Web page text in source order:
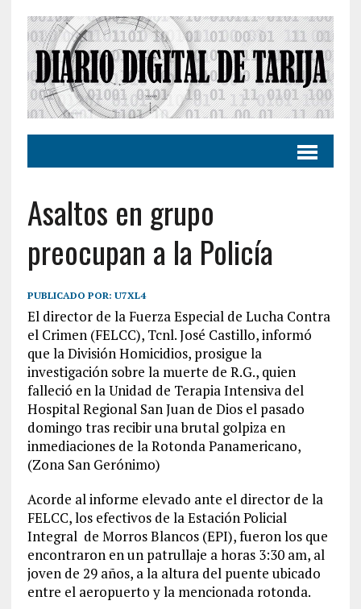
Asaltos en grupo
preocupan a la Policía
PUBLICADO POR: U7XL4
El director de la Fuerza Especial de Lucha Contra
el Crimen (FELCC), Tcnl. José Castillo, informó
que la División Homicidios, prosigue la
investigación sobre la muerte de R.G., quien
falleció en la Unidad de Terapia Intensiva del
Hospital Regional San Juan de Dios el pasado
domingo tras recibir una brutal golpiza en
inmediaciones de la Rotonda Panamericano,
(Zona San Gerónimo)
Acorde al informe elevado ante el director de la
FELCC, los efectivos de la Estación Policial
Integral de Morros Blancos (EPI), fueron los que
encontraron en un patrullaje a horas 3:30 am, al
joven de 29 años, a la altura del puente ubicado
entre el aeropuerto y la mencionada rotonda.